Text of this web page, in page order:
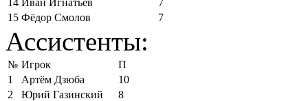
15 Фёдор Смолов 7
Ассистенты:
№ Игрок
П
1
Артём Дзюба
10
2
Юрий Газинский
8